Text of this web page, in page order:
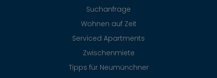
Suchanfrage
Wohnen auf Zeit
Serviced Apartments
Zwischenmiete
Tipps für Neumünchner